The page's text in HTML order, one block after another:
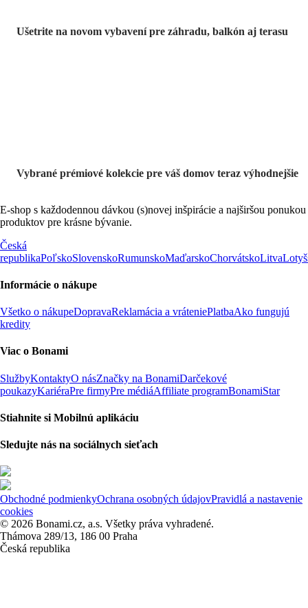
Ušetrite na novom vybavení pre záhradu, balkón aj terasu
Vybrané prémiové kolekcie pre váš domov teraz výhodnejšie
E-shop s každodennou dávkou (s)novej inšpirácie a najširšou ponukou
produktov pre krásne bývanie.
Česká
republikaPoľskoSlovenskoRumunskoMaďarskoChorvátskoLitva
Informácie o nákupe
Všetko o nákupeDopravaReklamácia a vráteniePlatbaAko fungujú
kredity
Viac o Bonami
SlužbyKontaktyO násZnačky na BonamiDarčekové
poukazyKariéraPre firmyPre médiáAffiliate programBonamiStar
Stiahnite si Mobilnú aplikáciu
Sledujte nás na sociálnych sieťach
Obchodné podmienkyOchrana osobných údajovPravidlá a nastavenie
cookies
© 2026 Bonami.cz, a.s. Všetky práva vyhradené.
Thámova 289/13, 186 00 Praha
Česká republika